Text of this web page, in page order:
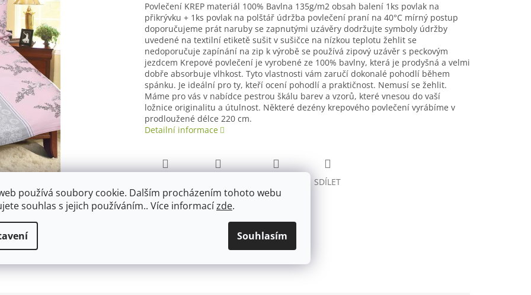
používá soubory cookie. Dalším procházením tohoto webu
souhlas s jejich používáním.. Více informacízde.
Souhlasím
Povlečení KREP materiál 100% Bavlna 135g/m2 obsah balení 1ks povlak na
přikrývku + 1ks povlak na polštář údržba povlečení praní na 40°C mírný postup
doporučujeme prát naruby se zapnutými uzávěry dodržujte symboly údržby
uvedené na textilní etiketě sušit v sušičce na nízkou teplotu žehlit se
nedoporučuje zapínání na zip k výrobě se používá zipový uzávěr s peckovým
jezdcem Krepové povlečení je vyrobené ze 100% bavlny, která je prodyšná a velmi
dobře absorbuje vlhkost. Tyto vlastnosti vám zaručí dokonalé pohodlí během
spánku. Je ideální pro ty, kteří ocení pohodlí a praktičnost. Nemusí se žehlit.
Máme pro vás v nabídce pestrou škálu barev a vzorů, které vnesou do vaší
ložnice originalitu a útulnost. Některé dezény krepového povlečení vyrábíme v
prodloužené délce 220 cm.
Detailní informace
SDÍLET